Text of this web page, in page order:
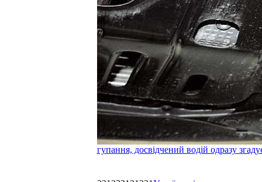
гупання, досвідчений водій одразу